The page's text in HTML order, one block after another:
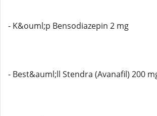
- K&ouml;p Bensodiazepin 2 mg
- Best&auml;ll Stendra (Avanafil) 200